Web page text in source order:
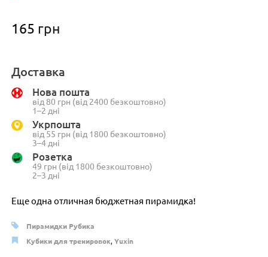
165 грн
Еще одна отличная бюджетная пирамидка!
Доставка
Нова пошта
від 80 грн (від 2400 безкоштовно)
1–2 дні
Укрпошта
від 55 грн (від 1800 безкоштовно)
3–4 дні
Розетка
49 грн (від 1800 безкоштовно)
2–3 дні
Пирамидки Рубика
Кубики для тренировок,Yuxin